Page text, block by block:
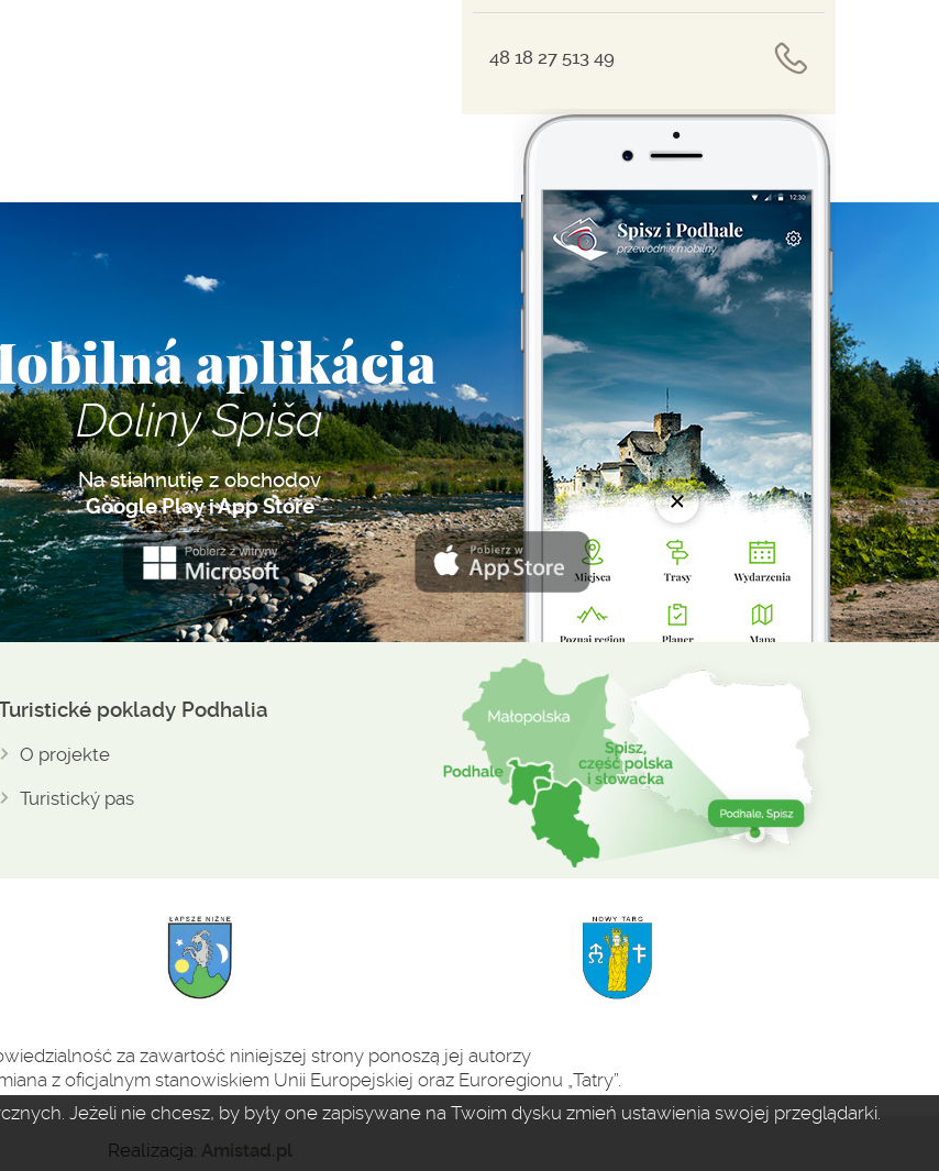
48 18 27 513 49
aplikácia
Doliny Spiša
Na stiahnutie z obchodov
Google Play i App Store
poklady Podhalia
O projekte
Turistický pas
za zawartość niniejszej strony ponoszą jej autorzy
z oficjalnym stanowiskiem Unii Europejskiej oraz Euroregionu „Tatry”.
Realizacja: Amistad.pl
Jeżeli nie chcesz, by były one zapisywane na Twoim dysku zmień ustawienia swojej przeglądarki.